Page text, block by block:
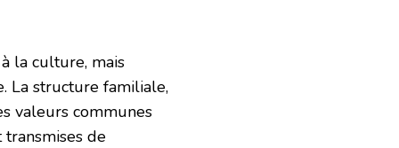
la culture, mais
La structure familiale,
valeurs communes
transmises de